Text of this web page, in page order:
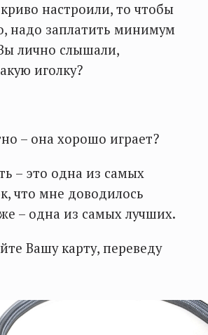
настроили, то чтобы
надо заплатить минимум
лично слышали,
иголку?
– она хорошо играет?
– это одна из самых
что мне доводилось
– одна из самых лучших.
Вашу карту, переведу